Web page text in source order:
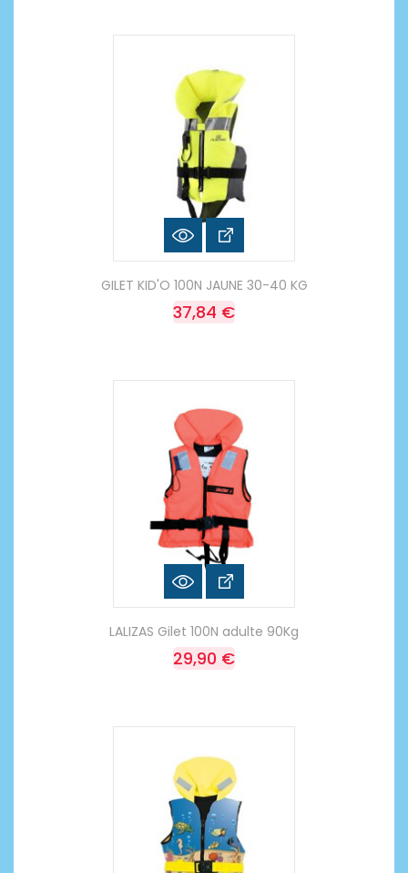
GILET KID'O 100N JAUNE 30-40 KG
37,84 €
LALIZAS Gilet 100N adulte 90Kg
29,90 €